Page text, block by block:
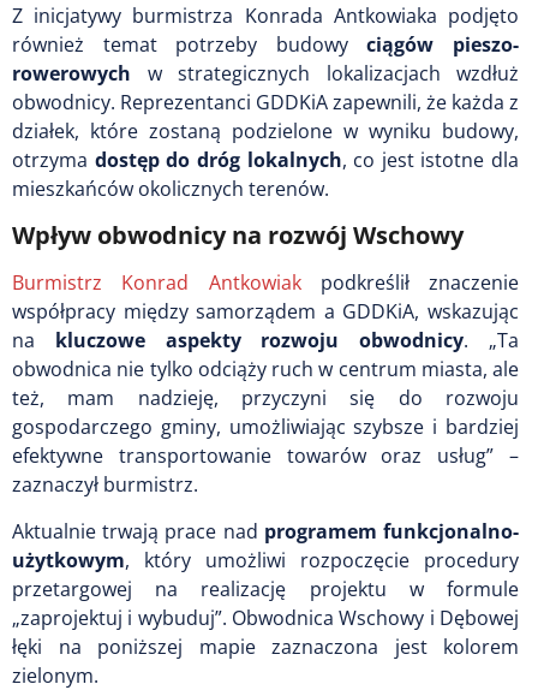
Z inicjatywy burmistrza Konrada Antkowiaka podjęto
również temat potrzeby budowyciągów pieszo-
rowerowych w strategicznych lokalizacjach wzdłuż
obwodnicy. Reprezentanci GDDKiA zapewnili, że każda z
działek, które zostaną podzielone w wyniku budowy,
otrzyma dostęp do dróg lokalnych, co jest istotne dla
mieszkańców okolicznych terenów.
Wpływ obwodnicy na rozwój Wschowy
Burmistrz Konrad Antkowiakpodkreślił znaczenie
współpracy między samorządem a GDDKiA, wskazując
na kluczowe aspekty rozwoju obwodnicy. „Ta
obwodnica nie tylko odciąży ruch w centrum miasta, ale
też, mam nadzieję, przyczyni się do rozwoju
gospodarczego gminy, umożliwiając szybsze i bardziej
efektywne transportowanie towarów oraz usług” –
zaznaczył burmistrz.
Aktualnie trwają prace nad programem funkcjonalno-
użytkowym, który umożliwi rozpoczęcie procedury
przetargowej na realizację projektu w formule
„zaprojektuj i wybuduj”. Obwodnica Wschowy i Dębowej
łęki na poniższej mapie zaznaczona jest kolorem
zielonym.